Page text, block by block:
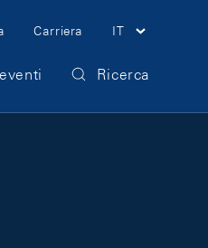
Carriera IT
Ricerca